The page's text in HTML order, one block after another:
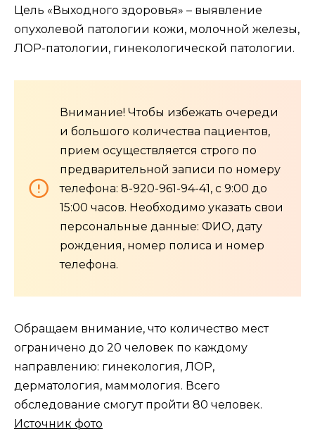
Цель «Выходного здоровья» – выявление
опухолевой патологии кожи, молочной железы,
ЛОР-патологии, гинекологической патологии.
Внимание! Чтобы избежать очереди
и большого количества пациентов,
прием осуществляется строго по
предварительной записи по номеру
телефона: 8-920-961-94-41, с 9:00 до
15:00 часов. Необходимо указать свои
персональные данные: ФИО, дату
рождения, номер полиса и номер
телефона.
Обращаем внимание, что количество мест
ограничено до 20 человек по каждому
направлению: гинекология, ЛОР,
дерматология, маммология. Всего
обследование смогут пройти 80 человек.
Источник фото